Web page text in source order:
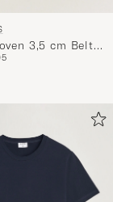
3,5 cm Belt